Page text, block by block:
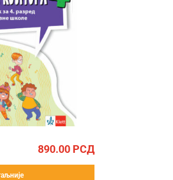
890.00 РСД